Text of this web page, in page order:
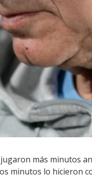
más minutos
minutos lo hicieron